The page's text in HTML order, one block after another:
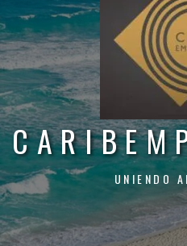
UNIENDO